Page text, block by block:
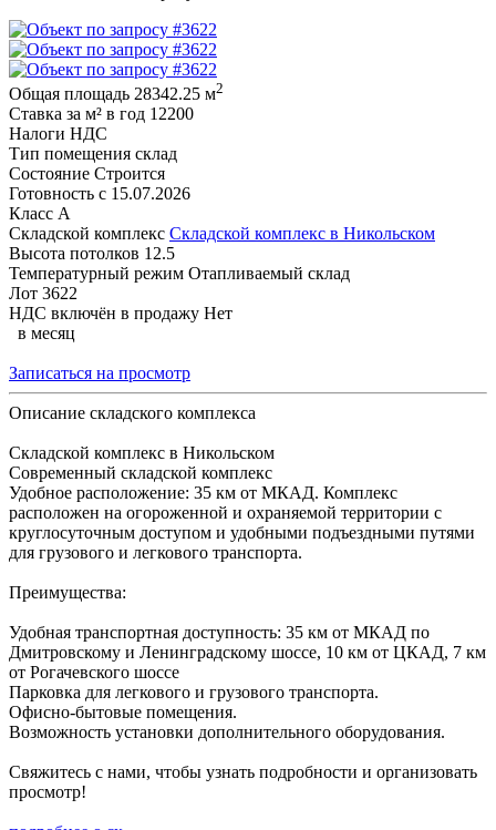
Общая площадь 28342.25 м2
Ставка за м² в год 12200
Налоги НДС
Тип помещения склад
Состояние Строится
Готовность с 15.07.2026
Класс A
Складской комплекс Складской комплекс в Никольском
Высота потолков 12.5
Температурный режим Отапливаемый склад
Лот 3622
НДС включён в продажу Нет
в месяц
Записаться на просмотр
Описание складского комплекса
Складской комплекс в Никольском
Современный складской комплекс
Удобное расположение: 35 км от МКАД. Комплекс
расположен на огороженной и охраняемой территории с
круглосуточным доступом и удобными подъездными путями
для грузового и легкового транспорта.
Преимущества:
Удобная транспортная доступность: 35 км от МКАД по
Дмитровскому и Ленинградскому шоссе, 10 км от ЦКАД, 7 км
от Рогачевского шоссе
Парковка для легкового и грузового транспорта.
Офисно-бытовые помещения.
Возможность установки дополнительного оборудования.
Свяжитесь с нами, чтобы узнать подробности и организовать
просмотр!